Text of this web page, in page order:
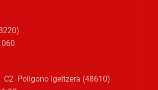
C2 Poligono Igeltzera (48610)